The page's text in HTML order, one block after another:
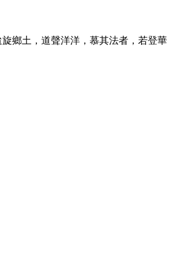
鄉土，道聲洋洋，慕其法者，若登華